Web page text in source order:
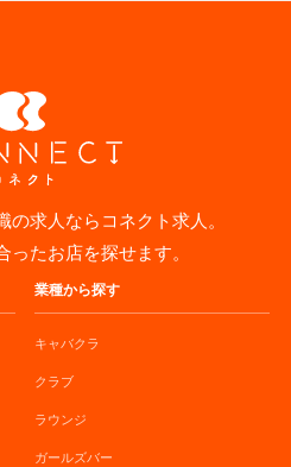
求人ならコネクト求人。
たお店を探せます。
業種から探す
キャバクラ
クラブ
ラウンジ
ガールズバー